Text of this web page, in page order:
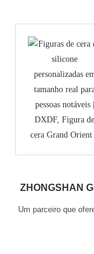
ZHONGSHAN
Um parceiro que